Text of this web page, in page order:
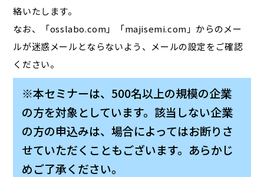
絡いたします。
なお、「osslabo.com」「majisemi.com」からのメー
ルが迷惑メールとならないよう、メールの設定をご確認
ください。
※本セミナーは、500名以上の規模の企業
の方を対象としています。該当しない企業
の方の申込みは、場合によってはお断りさ
せていただくこともございます。あらかじ
めご了承ください。